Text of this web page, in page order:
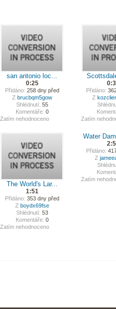
san antonio loc...
0:25
Přidáno: 258 dny před
Z brucbqm5gow
Shlédnutí: 55
Komentáře: 0
Zatím nehodnoceno
Přidáno:
Z
Zatím
The World's Lar...
1:51
Přidáno: 353 dny před
Z boydx69fse
Shlédnutí: 53
Komentáře: 0
Zatím nehodnoceno
Water
Přidáno:
Z
Zatím